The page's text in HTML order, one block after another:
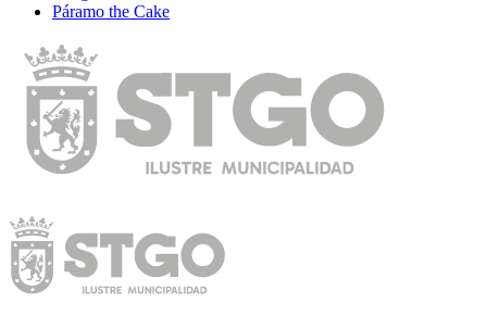
Páramo the Cake